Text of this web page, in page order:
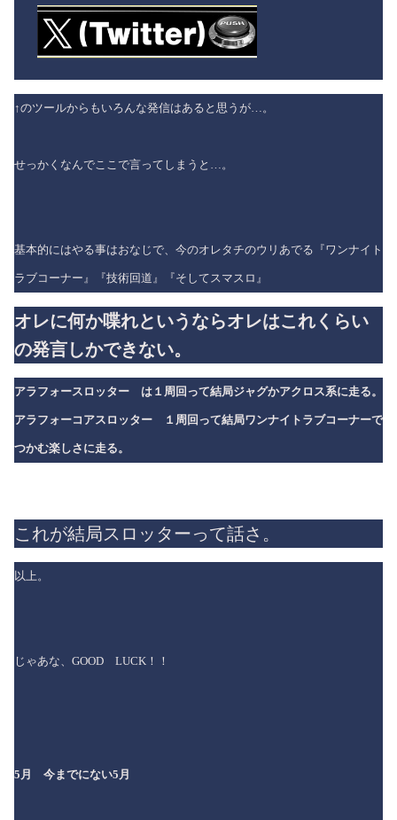
↑のツールからもいろんな発信はあると思うが…。
せっかくなんでここで言ってしまうと…。
基本的にはやる事はおなじで、今のオレタチのウリあでる『ワンナイト
ラブコーナー』『技術回道』『そしてスマスロ』
オレに何か喋れというならオレはこれくらい
の発言しかできない。
アラフォースロッター は１周回って結局ジャグかアクロス系に走る。
アラフォーコアスロッター １周回って結局ワンナイトラブコーナーで
つかむ楽しさに走る。
これが結局スロッターって話さ。
以上。
じゃあな、GOOD LUCK！！
5月 今までにない5月